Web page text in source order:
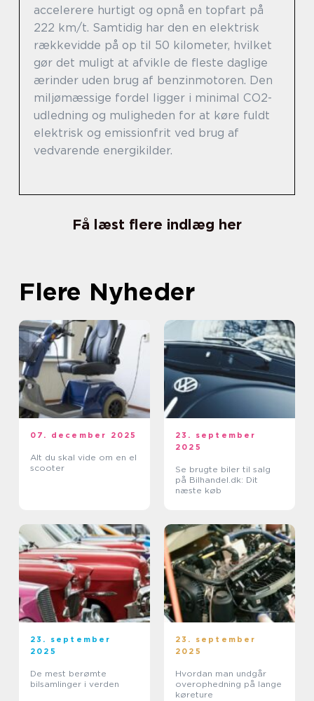
accelerere hurtigt og opnå en topfart på
222 km/t. Samtidig har den en elektrisk
rækkevidde på op til 50 kilometer, hvilket
gør det muligt at afvikle de fleste daglige
ærinder uden brug af benzinmotoren. Den
miljømæssige fordel ligger i minimal CO2-
udledning og muligheden for at køre fuldt
elektrisk og emissionfrit ved brug af
vedvarende energikilder.
Få læst flere indlæg her
Flere Nyheder
07. december 2025
Alt du skal vide om en el
scooter
23. september
2025
Se brugte biler til salg
på Bilhandel.dk: Dit
næste køb
23. september
2025
De mest berømte
bilsamlinger i verden
23. september
2025
Hvordan man undgår
overophedning på lange
køreture